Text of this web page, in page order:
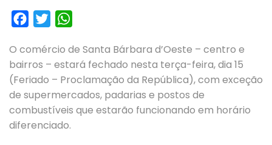
Facebook
Twitter
O comércio de Santa Bárbara d’Oeste – centro e
bairros – estará fechado nesta terça-feira, dia 15
(Feriado – Proclamação da República), com exceção
de supermercados, padarias e postos de
combustíveis que estarão funcionando em horário
diferenciado.